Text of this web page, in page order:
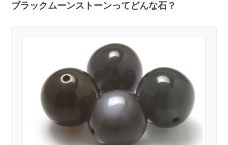
ブラックムーンストーンってどんな石？